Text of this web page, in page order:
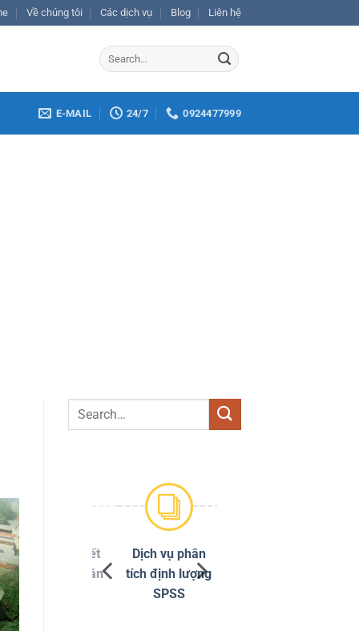
Về chúng tôi Các dịch vụ Blog Liên hệ
E-MAIL 24/7 0924477999
thuê luận án
Dịch vụ phân
tích định lượng
SPSS